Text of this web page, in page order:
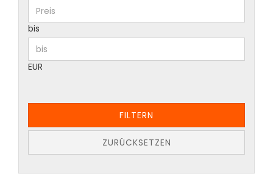
bis
EUR
FILTERN
ZURÜCKSETZEN